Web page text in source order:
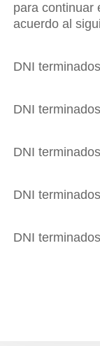
para continuar
acuerdo al
DNI
DNI
DNI
DNI
DNI